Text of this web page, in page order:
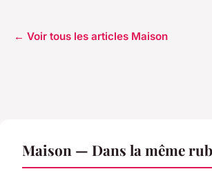
← Voir tous les articles Maison
Maison — Dans la même